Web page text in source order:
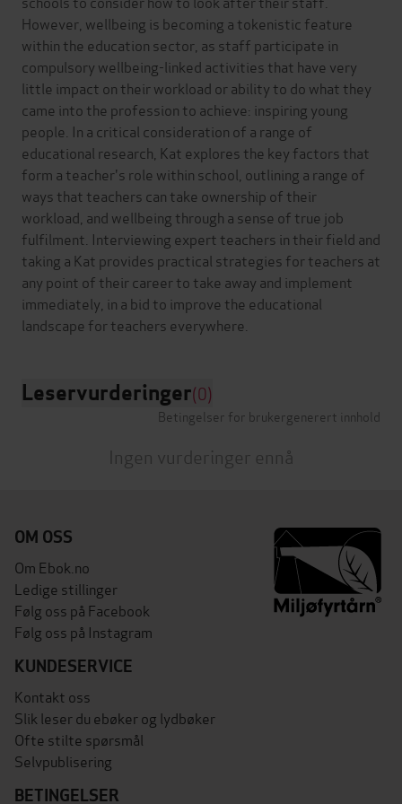
However, wellbeing is becoming a tokenistic feature
within the education sector, as staff participate in
compulsory wellbeing-linked activities that have very
little impact on their workload or ability to do what they
came into the profession to achieve: inspiring young
people. In a critical consideration of a range of
educational research, Kat explores the key factors that
form a teacher's role within school, outlining a range of
ways that teachers can take ownership of their
workload, and wellbeing through a sense of true job
fulfilment. Interviewing expert teachers in their field and
taking a Kat provides practical strategies for teachers at
any point of their career to take away and implement
immediately, in a bid to improve the educational
Leservurderinger(0)
Betingelser for brukergenerert innhold
Ingen vurderinger ennå
OM OSS
Om Ebok.no
Ledige stillinger
Følg oss på Facebook
Følg oss på Instagram
KUNDESERVICE
Kontakt oss
Slik leser du ebøker og lydbøker
Ofte stilte spørsmål
Selvpublisering
BETINGELSER